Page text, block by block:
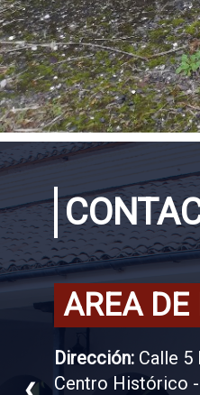
AREA DE
Dirección: Calle 5
Centro Histórico
❮